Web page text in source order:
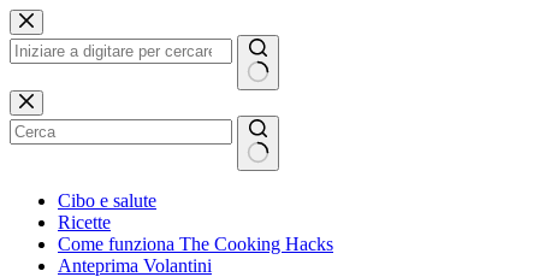
Salta
al
contenuto
Salta
al
contenuto
Nessun
risultato
Cibo e salute
Ricette
Come funziona The Cooking Hacks
Anteprima Volantini